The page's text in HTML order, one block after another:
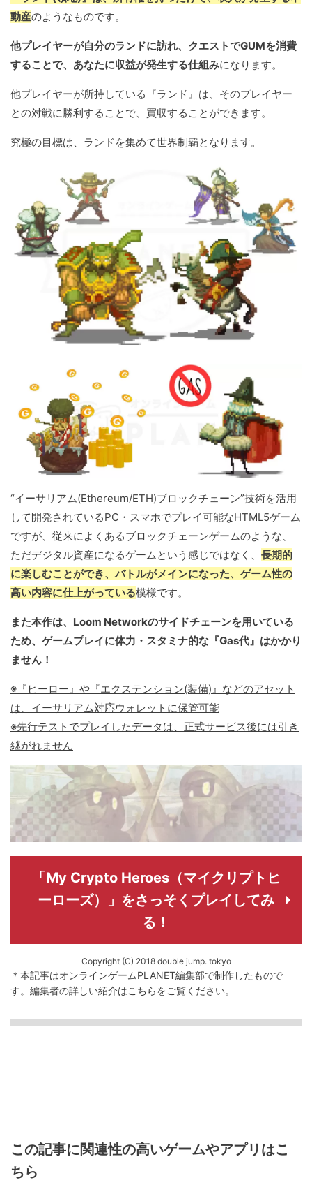
動産のようなものです。
他プレイヤーが自分のランドに訪れ、クエストでGUMを消費
することで、あなたに収益が発生する仕組みになります。
他プレイヤーが所持している『ランド』は、そのプレイヤー
との対戦に勝利することで、買収することができます。
究極の目標は、ランドを集めて世界制覇となります。
“イーサリアム(Ethereum/ETH)ブロックチェーン”技術を活用
して開発されているPC・スマホでプレイ可能なHTML5ゲーム
ですが、従来によくあるブロックチェーンゲームのような、
ただデジタル資産になるゲームという感じではなく、 長期的
に楽しむことができ、バトルがメインになった、ゲーム性の
高い内容に仕上がっている模様です。
また本作は、Loom Networkのサイドチェーンを用いている
ため、ゲームプレイに体力・スタミナ的な『Gas代』はかかり
ません！
※『ヒーロー』や『エクステンション(装備)』などのアセット
は、イーサリアム対応ウォレットに保管可能
※先行テストでプレイしたデータは、正式サービス後には引き
継がれません
「My Crypto Heroes（マイクリプトヒ
ーローズ）」をさっそくプレイしてみ
る！
Copyright (C) 2018 double jump. tokyo
＊本記事はオンラインゲームPLANET編集部で制作したもので
す。 編集者の詳しい紹介はこちらをご覧ください。
この記事に関連性の高いゲームやアプリはこ
ちら